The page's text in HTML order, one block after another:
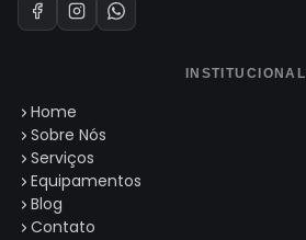
INSTITUCIONAL
Home
Sobre Nós
Serviços
Equipamentos
Blog
Contato